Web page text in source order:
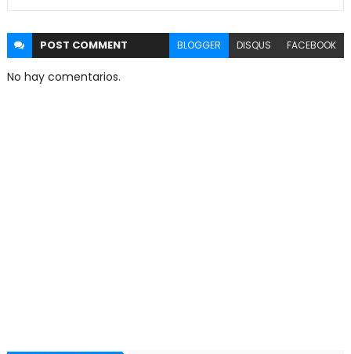
POST COMMENT BLOGGER DISQUS FACEBOOK
No hay comentarios.